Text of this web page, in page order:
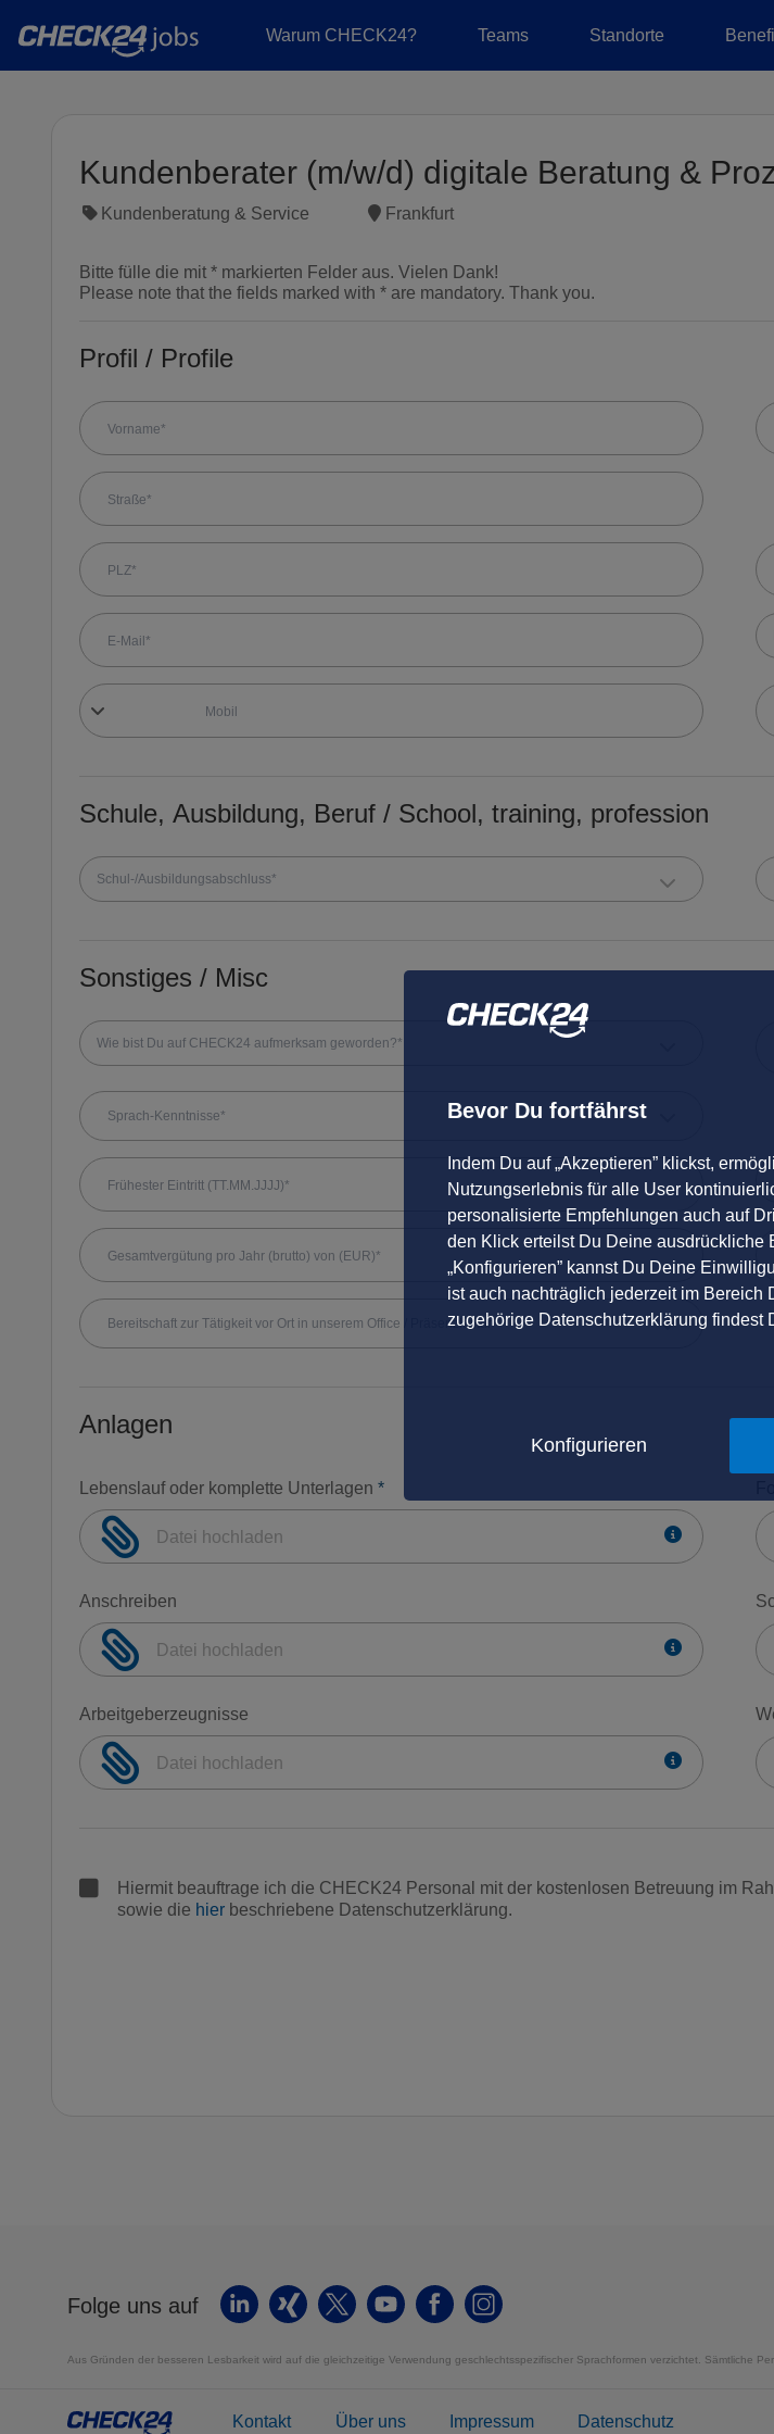
Warum CHECK24? Teams Standorte
Kundenberater (m/w/d) digitale Beratung &
Kundenberatung & Service Frankfurt
Bitte fülle die mit * markierten Felder aus. Vielen Dank!
Please note that the fields marked with * are mandatory. Thank you.
Profil / Profile
Schule, Ausbildung, Beruf / School, training, profession
Schul-/Ausbildungsabschluss*
Sonstiges / Misc
Wie bist Du auf CHECK24 aufmerksam geworden?*
Sprach-Kenntnisse*
Bereitschaft zur Tätigkeit vor Ort in unserem Office / Präsenzkultur *
Anlagen
Lebenslauf oder komplette Unterlagen *
Datei hochladen
Anschreiben
Datei hochladen
Arbeitgeberzeugnisse
Datei hochladen
Hiermit beauftrage ich die CHECK24 Personal mit der kostenlosen Betreuung im
sowie die hier beschriebene Datenschutzerklärung.
Folge uns auf
Aus Gründen der besseren Lesbarkeit wird auf die gleichzeitige Verwendung geschlechtsspezifischer Sprachformen verzichtet. Sämtliche
Kontakt Über uns Impressum Datenschutz
Bevor Du fortfährst
Indem Du auf „Akzeptieren” klickst,
Nutzungserlebnis für alle User
personalisierte Empfehlungen auch auf
den Klick erteilst Du Deine ausdrückliche
„Konfigurieren” kannst Du Deine
ist auch nachträglich jederzeit im Bereich
zugehörige Datenschutzerklärung findest
Konfigurieren